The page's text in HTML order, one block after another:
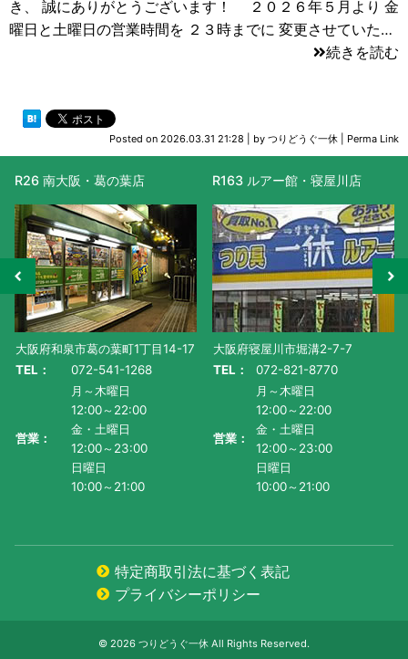
き、 誠にありがとうございます！ ２０２６年５月より 金
曜日と土曜日の営業時間を ２３時までに 変更させていた…
続きを読む
Posted on 2026.03.31 21:28 by つりどうぐ一休 Perma Link
R26 南大阪・葛の葉店
大阪府和泉市葛の葉町1丁目14-17
TEL：
072-541-1268
営業：
月～木曜日
12:00～22:00
金・土曜日
12:00～23:00
日曜日
10:00～21:00
R163 ルアー館・寝屋川店
大阪府寝屋川市堀溝2-7-7
TEL：
072-821-8770
営業：
月～木曜日
12:00～22:00
金・土曜日
12:00～23:00
日曜日
10:00～21:00
特定商取引法に基づく表記
プライバシーポリシー
© 2026 つりどうぐ一休 All Rights Reserved.